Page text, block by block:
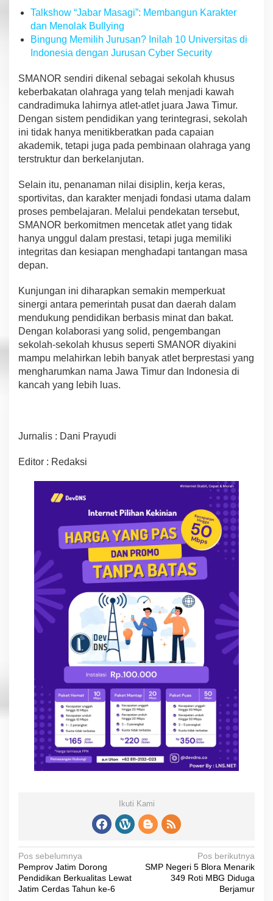
Talkshow “Jabar Masagi”: Membangun Karakter
dan Menolak Bullying
Bingung Memilih Jurusan? Inilah 10 Universitas di
Indonesia dengan Jurusan Cyber Security
SMANOR sendiri dikenal sebagai sekolah khusus
keberbakatan olahraga yang telah menjadi kawah
candradimuka lahirnya atlet-atlet juara Jawa Timur.
Dengan sistem pendidikan yang terintegrasi, sekolah
ini tidak hanya menitikberatkan pada capaian
akademik, tetapi juga pada pembinaan olahraga yang
terstruktur dan berkelanjutan.
Selain itu, penanaman nilai disiplin, kerja keras,
sportivitas, dan karakter menjadi fondasi utama dalam
proses pembelajaran. Melalui pendekatan tersebut,
SMANOR berkomitmen mencetak atlet yang tidak
hanya unggul dalam prestasi, tetapi juga memiliki
integritas dan kesiapan menghadapi tantangan masa
depan.
Kunjungan ini diharapkan semakin memperkuat
sinergi antara pemerintah pusat dan daerah dalam
mendukung pendidikan berbasis minat dan bakat.
Dengan kolaborasi yang solid, pengembangan
sekolah-sekolah khusus seperti SMANOR diyakini
mampu melahirkan lebih banyak atlet berprestasi yang
mengharumkan nama Jawa Timur dan Indonesia di
kancah yang lebih luas.
Jurnalis : Dani Prayudi
Editor : Redaksi
Ikuti Kami
N
a
v
Pos sebelumnya
Pemprov Jatim Dorong
Pendidikan Berkualitas Lewat
Jatim Cerdas Tahun ke-6
Pos berikutnya
SMP Negeri 5 Blora Menarik
349 Roti MBG Diduga
Berjamur